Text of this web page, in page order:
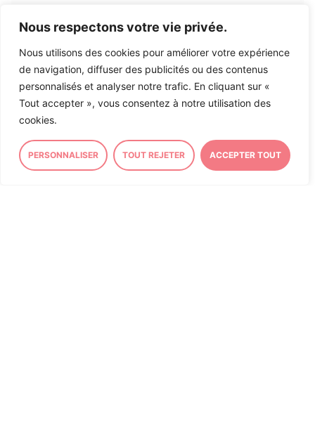
Nous respectons votre vie privée.
Nous utilisons des cookies pour améliorer votre expérience
de navigation, diffuser des publicités ou des contenus
personnalisés et analyser notre trafic. En cliquant sur «
Tout accepter », vous consentez à notre utilisation des
cookies.
PERSONNALISER TOUT REJETER ACCEPTER TOUT
d’Information
Inscrivez-vous à ma lettre d’information afin de
rester informé sur mon action et actualité politique
et locale en